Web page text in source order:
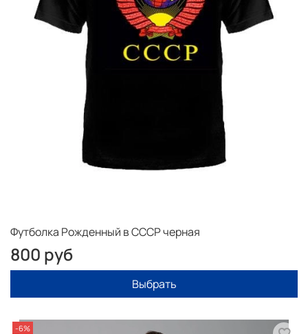
Футболка Рожденный в СССР черная
800 руб
Выбрать
-6%